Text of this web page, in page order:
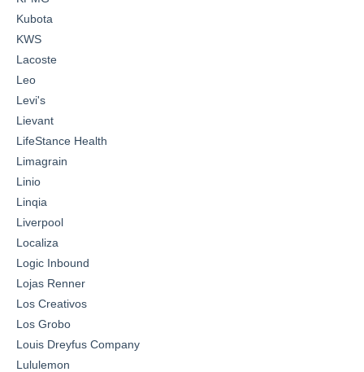
Kubota
KWS
Lacoste
Leo
Levi's
Lievant
LifeStance Health
Limagrain
Linio
Linqia
Liverpool
Localiza
Logic Inbound
Lojas Renner
Los Creativos
Los Grobo
Louis Dreyfus Company
Lululemon